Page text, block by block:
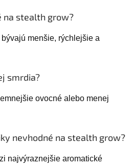
na stealth grow?
menšie, rýchlejšie a
smrdia?
ovocné alebo menej
nevhodné na stealth grow?
najvýraznejšie aromatické